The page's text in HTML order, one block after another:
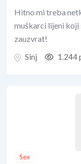
Hitno mi treba
muškarci lijeni koji
zauzvrat!
Sinj 1.244
Sex